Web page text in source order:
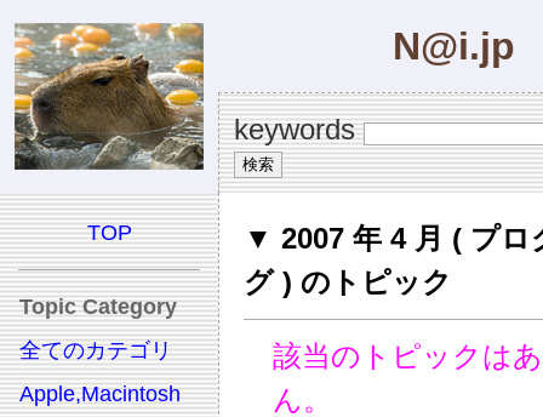
N@i.jp
keywords
TOP
Topic Category
全てのカテゴリ
Apple,Macintosh
▼ 2007 年 4 月 ( プロ
グ ) のトピック
該当のトピックは
ん。